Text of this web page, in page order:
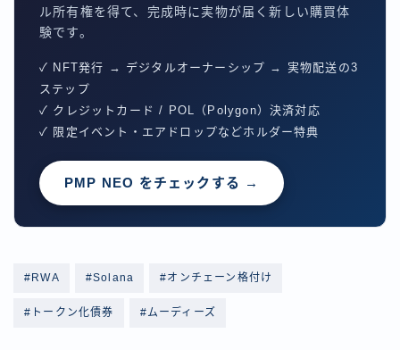
ル所有権を得て、完成時に実物が届く新しい購買体
験です。
✓ NFT発行 → デジタルオーナーシップ → 実物配送の3
ステップ
✓ クレジットカード / POL（Polygon）決済対応
✓ 限定イベント・エアドロップなどホルダー特典
PMP NEO をチェックする →
#RWA #Solana #オンチェーン格付け
#トークン化債券 #ムーディーズ